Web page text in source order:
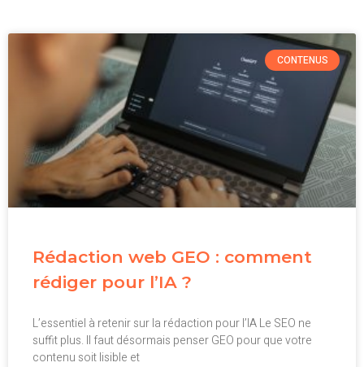
CONTENUS
Rédaction web GEO : comment
rédiger pour l’IA ?
L’essentiel à retenir sur la rédaction pour l’IA Le SEO ne
suffit plus. Il faut désormais penser GEO pour que votre
contenu soit lisible et